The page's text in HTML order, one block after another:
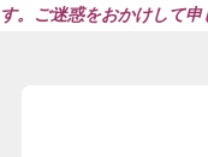
す。ご迷惑をおかけして申